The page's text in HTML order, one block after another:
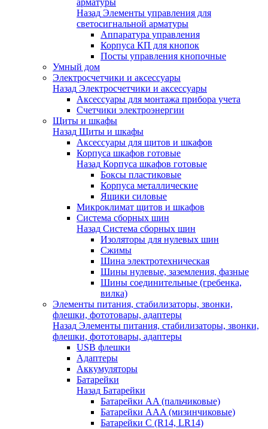
арматуры
Назад Элементы управления для
светосигнальной арматуры
Аппаратура управления
Корпуса КП для кнопок
Посты управления кнопочные
Умный дом
Электросчетчики и аксессуары
Назад Электросчетчики и аксессуары
Аксессуары для монтажа прибора учета
Счетчики электроэнергии
Щиты и шкафы
Назад Щиты и шкафы
Аксессуары для щитов и шкафов
Корпуса шкафов готовые
Назад Корпуса шкафов готовые
Боксы пластиковые
Корпуса металлические
Ящики силовые
Микроклимат щитов и шкафов
Система сборных шин
Назад Система сборных шин
Изоляторы для нулевых шин
Сжимы
Шина электротехническая
Шины нулевые, заземления, фазные
Шины соединительные (гребенка,
вилка)
Элементы питания, стабилизаторы, звонки,
флешки, фототовары, адаптеры
Назад Элементы питания, стабилизаторы, звонки,
флешки, фототовары, адаптеры
USB флешки
Адаптеры
Аккумуляторы
Батарейки
Назад Батарейки
Батарейки AA (пальчиковые)
Батарейки AAA (мизинчиковые)
Батарейки C (R14, LR14)